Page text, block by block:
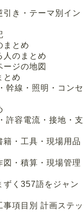
き・テーマ別イン
まとめ
人のまとめ
ジの地図
とめ
幹線・照明・コンセ
許容電流・接地・支
・工具・現場用品
・積算・現場管理
ずく357語をジャン
項目別 計画ステッ